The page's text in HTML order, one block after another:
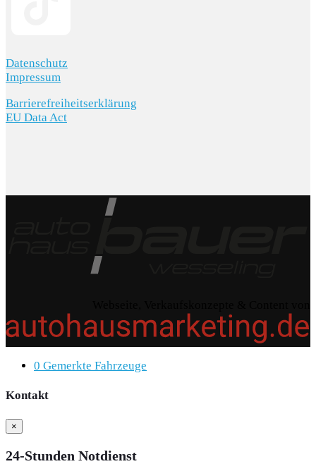
Datenschutz
Impressum
Barrierefreiheitserklärung
EU Data Act
0 Gemerkte Fahrzeuge
Kontakt
×
24-Stunden Notdienst